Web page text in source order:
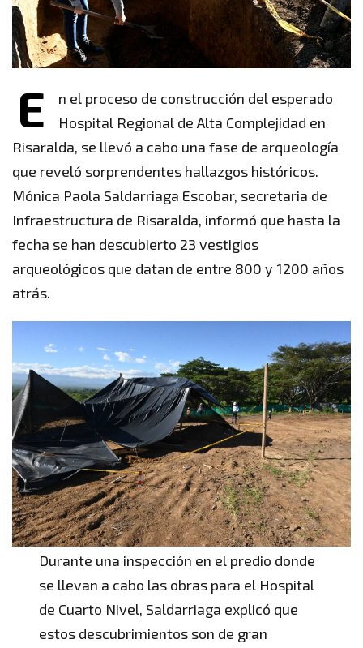
E
n el proceso de construcción del esperado
Hospital Regional de Alta Complejidad en
Risaralda, se llevó a cabo una fase de arqueología
que reveló sorprendentes hallazgos históricos.
Mónica Paola Saldarriaga Escobar, secretaria de
Infraestructura de Risaralda, informó que hasta la
fecha se han descubierto 23 vestigios
arqueológicos que datan de entre 800 y 1200 años
atrás.
Durante una inspección en el predio donde
se llevan a cabo las obras para el Hospital
de Cuarto Nivel, Saldarriaga explicó que
estos descubrimientos son de gran